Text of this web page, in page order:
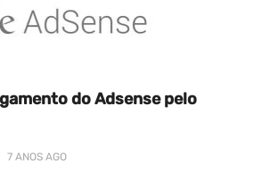
do Adsense pelo
7 ANOS AGO